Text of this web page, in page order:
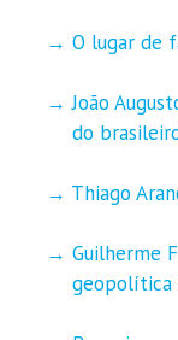
O lugar de
João
do
Thiago
Guilherme
geopolítica